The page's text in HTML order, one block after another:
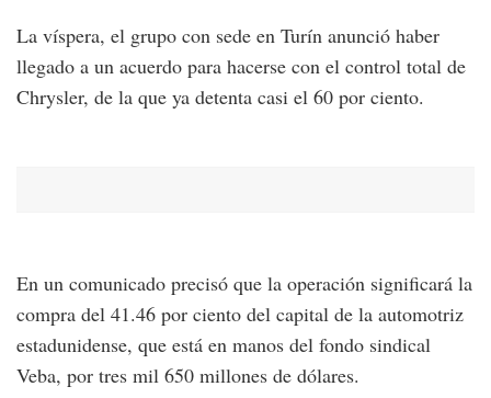
La víspera, el grupo con sede en Turín anunció haber
llegado a un acuerdo para hacerse con el control total de
Chrysler, de la que ya detenta casi el 60 por ciento.
En un comunicado precisó que la operación significará la
compra del 41.46 por ciento del capital de la automotriz
estadunidense, que está en manos del fondo sindical
Veba, por tres mil 650 millones de dólares.